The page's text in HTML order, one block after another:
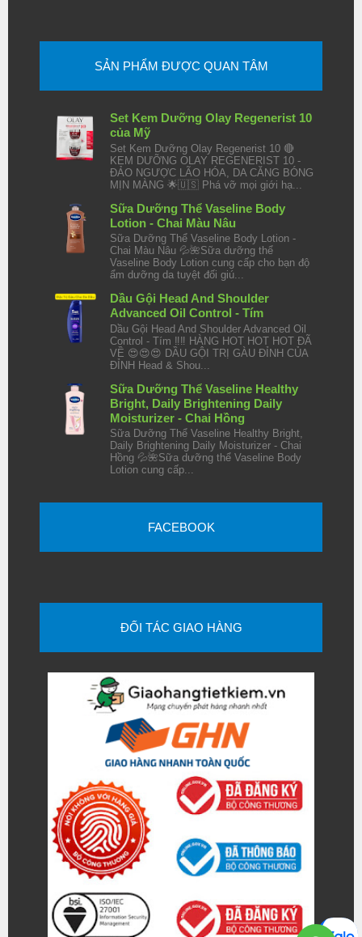
SẢN PHẨM ĐƯỢC QUAN TÂM
Set Kem Dưỡng Olay Regenerist 10
của Mỹ
Set Kem Dưỡng Olay Regenerist 10 🔴
KEM DƯỠNG OLAY REGENERIST 10 -
ĐẢO NGƯỢC LÃO HÓA, DA CĂNG BÓNG
MỊN MÀNG 🌟🇺🇸 Phá vỡ mọi giới hạ...
Sữa Dưỡng Thể Vaseline Body
Lotion - Chai Màu Nâu
Sữa Dưỡng Thể Vaseline Body Lotion -
Chai Màu Nâu 💦🌺Sữa dưỡng thể
Vaseline Body Lotion cung cấp cho bạn độ
ẩm dưỡng da tuyệt đối giú...
Dầu Gội Head And Shoulder
Advanced Oil Control - Tím
Dầu Gội Head And Shoulder Advanced Oil
Control - Tím ‼️‼️ HÀNG HOT HOT HOT ĐÃ
VỀ 😍😍😍 DẦU GỘI TRỊ GÀU ĐỈNH CỦA
ĐỈNH Head & Shou...
Sữa Dưỡng Thể Vaseline Healthy
Bright, Daily Brightening Daily
Moisturizer - Chai Hồng
Sữa Dưỡng Thể Vaseline Healthy Bright,
Daily Brightening Daily Moisturizer - Chai
Hồng 💦🌺Sữa dưỡng thể Vaseline Body
Lotion cung cấp...
FACEBOOK
ĐỐI TÁC GIAO HÀNG